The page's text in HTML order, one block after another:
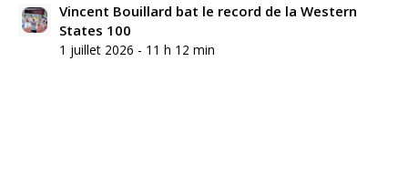
Vincent Bouillard bat le record de la Western
States 100
1 juillet 2026 - 11 h 12 min